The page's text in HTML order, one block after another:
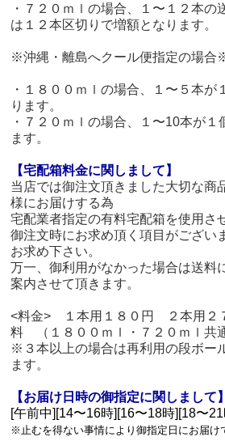
・７２０ｍｌの場合、１〜１２本の
は１２本区切りで増額となります。
※沖縄・離島へクール便指定の場合
・１８００ｍｌの場合、１〜５本が
ります。
・７２０ｍｌの場合、１〜10本が１
ます。
【宅配箱料金に関しまして】
当店では御注文頂きました大切な商
様にお届けする為
宅配業者指定の有料宅配箱を使用さ
御注文時にお求め頂く項目がござい
お求め下さい。
万一、御利用がなかった場合は送料
案内させて頂きます。
<料金> １本用１８０円 ２本用２
料 （１８００ｍｌ・７２０ｍｌ共
※３本以上の場合は再利用の段ボー
ます。
【お届け日時の御指定に関しまして】
[午前中][14〜16時][16〜18時][18〜21
※止むを得ない事情により御指定日にお届け